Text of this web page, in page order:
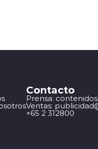
Contacto
Prensa:
Ventas:
+65 2 312800